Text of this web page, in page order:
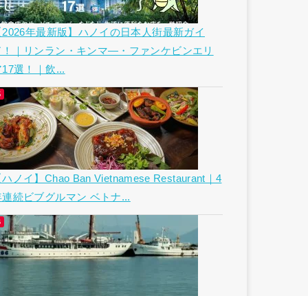
2026年最新版】ハノイの日本人街最新ガイ
！｜リンラン・キンマ―・ファンケビンエリ
17選！｜飲...
ハノイ】Chao Ban Vietnamese Restaurant｜4
連続ビブグルマン ベトナ...